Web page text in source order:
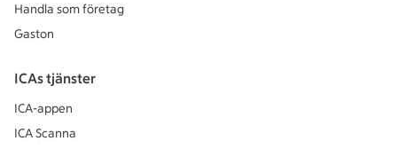
Handla som företag
Gaston
ICAs tjänster
ICA-appen
ICA Scanna